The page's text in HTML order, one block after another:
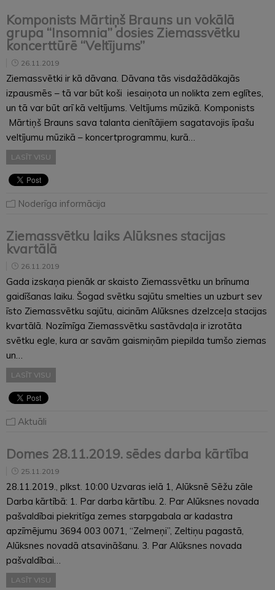
Komponists Mārtiņš Brauns un vokālā
grupa “Insomnia” dosies Ziemassvētku
koncerttūrē “Veltījums”
26.11.2019
Ziemassvētki ir kā dāvana. Dāvana tās visdažādākajās
izpausmēs – tā var būt koši iesaiņota un nolikta zem eglītes,
un tā var būt arī kā veltījums. Veltījums mūzikā. Komponists
Mārtiņš Brauns sava talanta cienītājiem sagatavojis īpašu
veltījumu mūzikā – koncertprogrammu, kurā…
LASĪT VISU
Noderīga informācija
Ziemassvētku laiks Alūksnes stacijas
kvartālā
26.11.2019
Gada izskaņa pienāk ar skaisto Ziemassvētku un brīnuma
gaidīšanas laiku. Šogad svētku sajūtu smelties un uzburt sev
īsto Ziemassvētku sajūtu, aicinām Alūksnes dzelzceļa stacijas
kvartālā. Nozīmīga Ziemassvētku sastāvdaļa ir izrotāta
svētku egle, kura ar savām gaismiņām piepilda tumšo ziemas
un…
LASĪT VISU
Aktuāli
Domes 28.11.2019. sēdes darba kārtība
25.11.2019
28.11.2019., plkst. 10:00 Uzvaras ielā 1, Alūksnē Sēžu zāle
Darba kārtībā: 1. Par darba kārtību. 2. Par Alūksnes novada
pašvaldībai piekritīga zemes starpgabala ar kadastra
apzīmējumu 3694 003 0071, “Zelmeņi”, Zeltiņu pagastā,
Alūksnes novadā atsavināšanu. 3. Par Alūksnes novada
pašvaldībai…
LASĪT VISU